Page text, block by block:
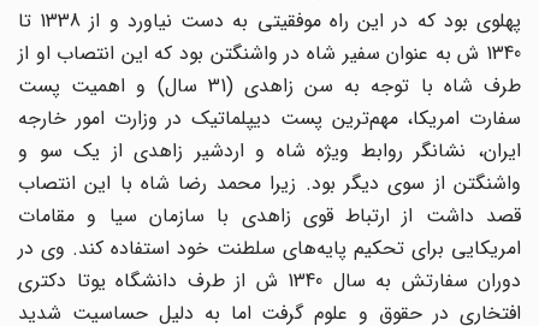
پهلوی بود که در این راه موفقیتی به دست نیاورد و از 1338 تا
1340 ش به عنوان سفیر شاه در واشنگتن بود که این انتصاب او از
طرف شاه با توجه به سن زاهدی (31 سال) و اهمیت پست
سفارت امریکا، مهم‌ترین پست دیپلماتیک در وزارت امور خارجه
ایران، نشانگر روابط ویژه شاه و اردشیر زاهدی از یک سو و
واشنگتن از سوی دیگر بود. زیرا محمد رضا شاه با این انتصاب
قصد داشت از ارتباط قوی زاهدی با سازمان سیا و مقامات
امریکایی برای تحکیم پایه‌های سلطنت خود استفاده کند. وی در
دوران سفارتش به سال 1340 ش از طرف دانشگاه یوتا دکتری
افتخاری در حقوق و علوم گرفت اما به دلیل حساسیت شدید